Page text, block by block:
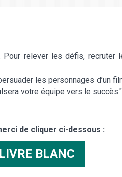
relever les défis,
les personnages d’un
votre équipe vers le succès."
de cliquer ci-dessous :
BLANC